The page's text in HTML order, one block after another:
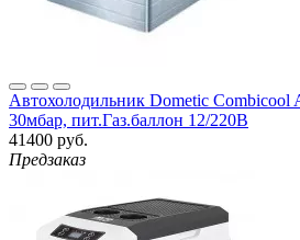
Автохолодильник Dometic Combicool
30мбар, пит.Газ.баллон 12/220В
41400 руб.
Предзаказ